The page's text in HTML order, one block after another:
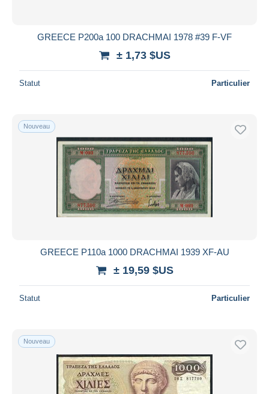
GREECE P200a 100 DRACHMAI 1978 #39 F-VF
± 1,73 $US
Statut Particulier
Nouveau
GREECE P110a 1000 DRACHMAI 1939 XF-AU
± 19,59 $US
Statut Particulier
Nouveau